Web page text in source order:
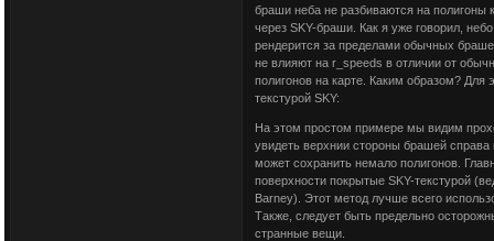
браши неба не разбиваются на
через SKY-браши. Как я уже говорил,
рендерится за пределами обычных
не влияют на r_speeds в отличии от
полигонов на карте. Каким образом? Для
текстурой SKY:
На этом простом примере мы видим
увидеть верхнии стороны брашей справа
может сохранить немало полигонов.
поверхности покрытые SKY-текстурой
Barney). Этот метод лучше всего
Также, следует быть предельно
странные вещи.